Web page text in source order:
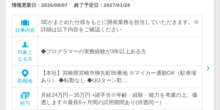
情報更新日：2026/08/07 終了予定日： 2027/01/28
仕事内容
SEがまとめた仕様をもとに開発業務を担当していただきます。※
詳細は以下内容をご確認ください
対象と
なる方
◆プログラマーの実務経験が3年以上ある方
勤務地
【本社】宮崎県宮崎市柳丸町85番地 ※マイカー通勤OK（駐車場
あり） ◆転勤なし ◆UIJターン歓…
給与
月給24万円～35万円 +諸手当※年齢・経験・能力を考慮の上、優
遇します※最長6ヶ月間の試用期間あり(待遇同一）